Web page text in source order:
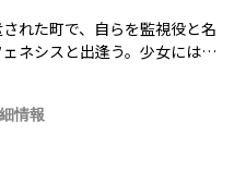
れた町で、自らを監視役と名
ネシスと出逢う。少女には、
情報